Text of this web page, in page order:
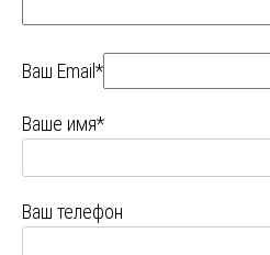
Ваш Email*
Ваше имя*
Ваш телефон